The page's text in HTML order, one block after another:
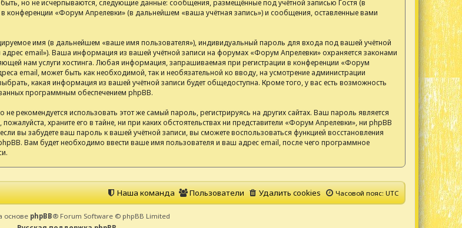
но не исчерпываются, следующие данные: сообщения, размещённые под учётной записью Гостя (в
«Форум Апрелевки» (в дальнейшем «ваша учётная запись») и сообщения, оставленные вами
имя (в дальнейшем «ваше имя пользователя»), индивидуальный пароль для входа под вашей учётной
email»). Ваша информация из вашей учётной записи на форумах «Форум Апрелевки» охраняется законами
нам услуги хостинга. Любая информация, запрашиваемая при регистрации в конференции «Форум
email, может быть как необходимой, так и необязательной ко вводу, на усмотрение администрации
какая информация из вашей учётной записи будет общедоступна. Кроме того, у вас есть возможность
программным обеспечением phpBB.
использовать этот же самый пароль, регистрируясь на других сайтах. Ваш пароль является
храните его в тайне, ни при каких обстоятельствах ни представители «Форум Апрелевки», ни phpBB
вы забудете ваш пароль к вашей учётной записи, вы сможете воспользоваться функцией восстановления
Вам будет необходимо ввести ваше имя пользователя и ваш адрес email, после чего программное
Часовой пояс:UTC
Удалить cookies
Пользователи
Наша команда
основе phpBB® Forum Software © phpBB Limited